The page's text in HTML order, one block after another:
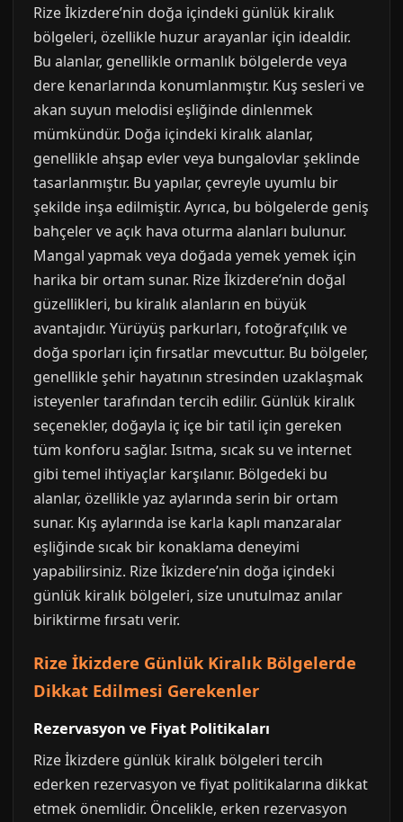
Rize İkizdere’nin doğa içindeki günlük kiralık
bölgeleri, özellikle huzur arayanlar için idealdir.
Bu alanlar, genellikle ormanlık bölgelerde veya
dere kenarlarında konumlanmıştır. Kuş sesleri ve
akan suyun melodisi eşliğinde dinlenmek
mümkündür. Doğa içindeki kiralık alanlar,
genellikle ahşap evler veya bungalovlar şeklinde
tasarlanmıştır. Bu yapılar, çevreyle uyumlu bir
şekilde inşa edilmiştir. Ayrıca, bu bölgelerde geniş
bahçeler ve açık hava oturma alanları bulunur.
Mangal yapmak veya doğada yemek yemek için
harika bir ortam sunar. Rize İkizdere’nin doğal
güzellikleri, bu kiralık alanların en büyük
avantajıdır. Yürüyüş parkurları, fotoğrafçılık ve
doğa sporları için fırsatlar mevcuttur. Bu bölgeler,
genellikle şehir hayatının stresinden uzaklaşmak
isteyenler tarafından tercih edilir. Günlük kiralık
seçenekler, doğayla iç içe bir tatil için gereken
tüm konforu sağlar. Isıtma, sıcak su ve internet
gibi temel ihtiyaçlar karşılanır. Bölgedeki bu
alanlar, özellikle yaz aylarında serin bir ortam
sunar. Kış aylarında ise karla kaplı manzaralar
eşliğinde sıcak bir konaklama deneyimi
yapabilirsiniz. Rize İkizdere’nin doğa içindeki
günlük kiralık bölgeleri, size unutulmaz anılar
biriktirme fırsatı verir.
Rize İkizdere Günlük Kiralık Bölgelerde
Dikkat Edilmesi Gerekenler
Rezervasyon ve Fiyat Politikaları
Rize İkizdere günlük kiralık bölgeleri tercih
ederken rezervasyon ve fiyat politikalarına dikkat
etmek önemlidir. Öncelikle, erken rezervasyon